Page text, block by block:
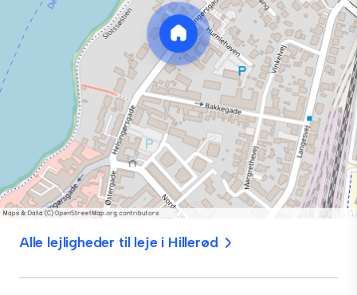
Alle lejligheder til leje i Hillerød